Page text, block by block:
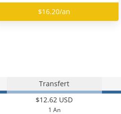
$16.20/an
Transfert
$12.62 USD
1 An